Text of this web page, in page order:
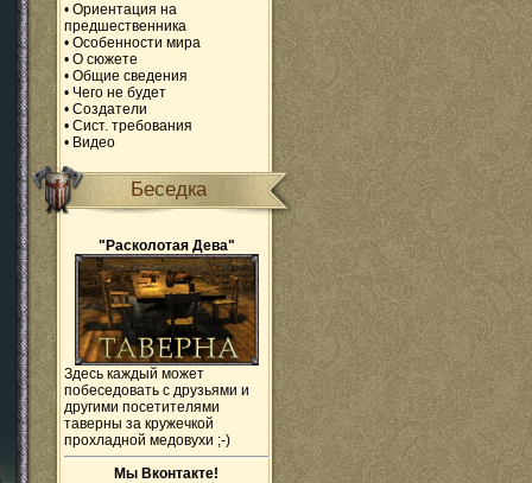
• Ориентация на
предшественника
• Особенности мира
• О сюжете
• Общие сведения
• Чего не будет
• Создатели
• Сист. требования
• Видео
Беседка
"Расколотая Дева"
Здесь каждый может
побеседовать с друзьями и
другими посетителями
таверны за кружечкой
прохладной медовухи ;-)
Мы Вконтакте!